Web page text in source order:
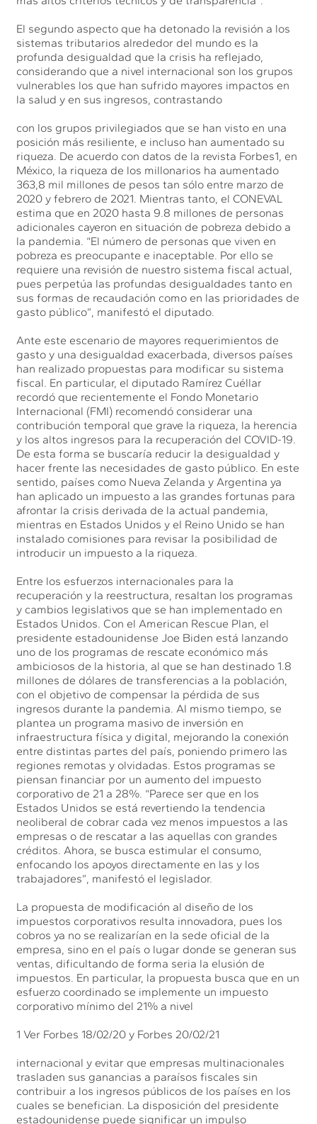
El segundo aspecto que ha detonado la revisión a los
sistemas tributarios alrededor del mundo es la
profunda desigualdad que la crisis ha reflejado,
considerando que a nivel internacional son los grupos
vulnerables los que han sufrido mayores impactos en
la salud y en sus ingresos, contrastando
con los grupos privilegiados que se han visto en una
posición más resiliente, e incluso han aumentado su
riqueza. De acuerdo con datos de la revista Forbes1, en
México, la riqueza de los millonarios ha aumentado
363,8 mil millones de pesos tan sólo entre marzo de
2020 y febrero de 2021. Mientras tanto, el CONEVAL
estima que en 2020 hasta 9.8 millones de personas
adicionales cayeron en situación de pobreza debido a
la pandemia. “El número de personas que viven en
pobreza es preocupante e inaceptable. Por ello se
requiere una revisión de nuestro sistema fiscal actual,
pues perpetúa las profundas desigualdades tanto en
sus formas de recaudación como en las prioridades de
gasto público”, manifestó el diputado.
Ante este escenario de mayores requerimientos de
gasto y una desigualdad exacerbada, diversos países
han realizado propuestas para modificar su sistema
fiscal. En particular, el diputado Ramírez Cuéllar
recordó que recientemente el Fondo Monetario
Internacional (FMI) recomendó considerar una
contribución temporal que grave la riqueza, la herencia
y los altos ingresos para la recuperación del COVID-19.
De esta forma se buscaría reducir la desigualdad y
hacer frente las necesidades de gasto público. En este
sentido, países como Nueva Zelanda y Argentina ya
han aplicado un impuesto a las grandes fortunas para
afrontar la crisis derivada de la actual pandemia,
mientras en Estados Unidos y el Reino Unido se han
instalado comisiones para revisar la posibilidad de
introducir un impuesto a la riqueza.
Entre los esfuerzos internacionales para la
recuperación y la reestructura, resaltan los programas
y cambios legislativos que se han implementado en
Estados Unidos. Con el American Rescue Plan, el
presidente estadounidense Joe Biden está lanzando
uno de los programas de rescate económico más
ambiciosos de la historia, al que se han destinado 1.8
millones de dólares de transferencias a la población,
con el objetivo de compensar la pérdida de sus
ingresos durante la pandemia. Al mismo tiempo, se
plantea un programa masivo de inversión en
infraestructura física y digital, mejorando la conexión
entre distintas partes del país, poniendo primero las
regiones remotas y olvidadas. Estos programas se
piensan financiar por un aumento del impuesto
corporativo de 21 a 28%. “Parece ser que en los
Estados Unidos se está revertiendo la tendencia
neoliberal de cobrar cada vez menos impuestos a las
empresas o de rescatar a las aquellas con grandes
créditos. Ahora, se busca estimular el consumo,
enfocando los apoyos directamente en las y los
trabajadores”, manifestó el legislador.
La propuesta de modificación al diseño de los
impuestos corporativos resulta innovadora, pues los
cobros ya no se realizarían en la sede oficial de la
empresa, sino en el país o lugar donde se generan sus
ventas, dificultando de forma seria la elusión de
impuestos. En particular, la propuesta busca que en un
esfuerzo coordinado se implemente un impuesto
corporativo mínimo del 21% a nivel
1 Ver Forbes 18/02/20 y Forbes 20/02/21
internacional y evitar que empresas multinacionales
trasladen sus ganancias a paraísos fiscales sin
contribuir a los ingresos públicos de los países en los
cuales se benefician. La disposición del presidente
estadounidense puede significar un impulso